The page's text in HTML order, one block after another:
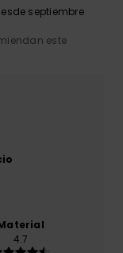
septiembre
este
4.7